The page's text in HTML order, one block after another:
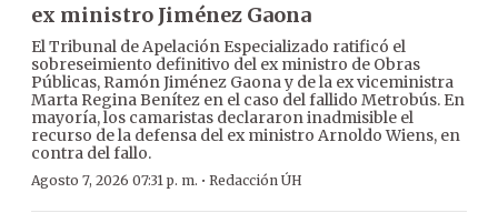
ex ministro Jiménez Gaona
El Tribunal de Apelación Especializado ratificó el
sobreseimiento definitivo del ex ministro de Obras
Públicas, Ramón Jiménez Gaona y de la ex viceministra
Marta Regina Benítez en el caso del fallido Metrobús. En
mayoría, los camaristas declararon inadmisible el
recurso de la defensa del ex ministro Arnoldo Wiens, en
contra del fallo.
Agosto 7, 2026 07:31 p. m. · Redacción ÚH